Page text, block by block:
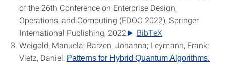
of the 26th Conference on Enterprise Design,
Operations, and Computing (EDOC 2022), Springer
International Publishing, 2022.
BibTeX
Weigold, Manuela; Barzen, Johanna; Leymann, Frank;
Vietz, Daniel: Patterns for Hybrid Quantum Algorithms.